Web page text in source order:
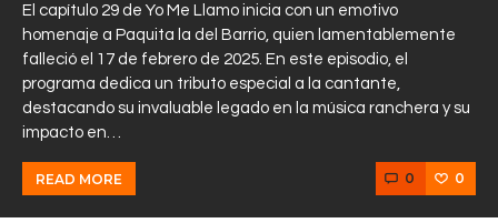
El capítulo 29 de Yo Me Llamo inicia con un emotivo
homenaje a Paquita la del Barrio, quien lamentablemente
falleció el 17 de febrero de 2025. En este episodio, el
programa dedica un tributo especial a la cantante,
destacando su invaluable legado en la música ranchera y su
impacto en…
READ MORE 0 0